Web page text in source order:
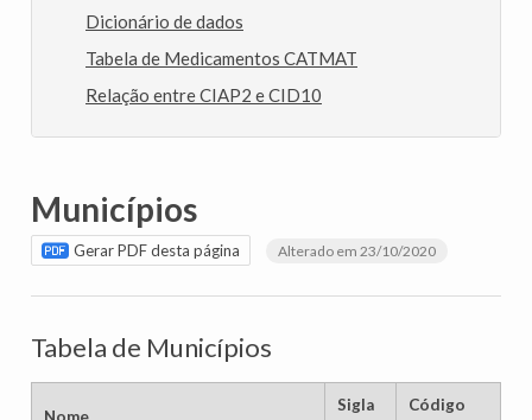
Dicionário de dados
Tabela de Medicamentos CATMAT
Relação entre CIAP2 e CID10
Municípios
Gerar PDF desta página Alterado em 23/10/2020
Tabela de Municípios
Sigla
Código